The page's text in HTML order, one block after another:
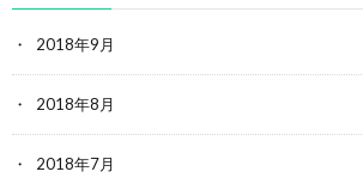
2018年9月
2018年8月
2018年7月